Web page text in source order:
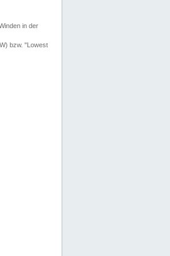
in der
bzw. "Lowest